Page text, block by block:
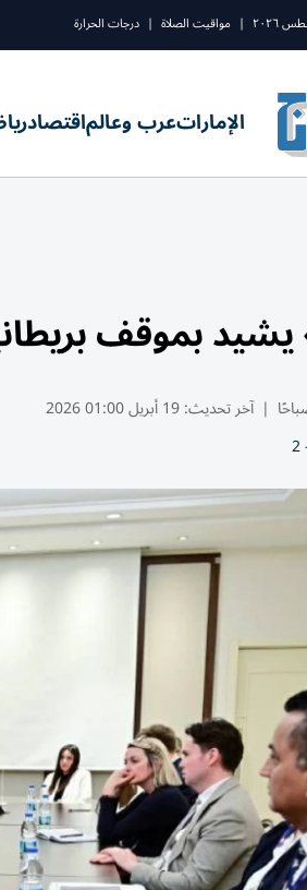
| مواقيت الصلاة | درجات الحرارة
الإماراتعرب وعالماقتصاد
بموقف
| آخر تحديث:19 أبريل 01:00 2026